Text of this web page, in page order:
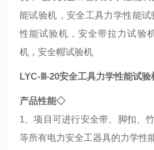
能试验机，安全工具力学性能
性能试验机，安全带拉力试验
机，安全帽试验机
LYC-Ⅲ-20安全工具力学性能试验
产品性能◇
1、项目可进行安全带、脚扣、
等所有电力安全工器具的力学性